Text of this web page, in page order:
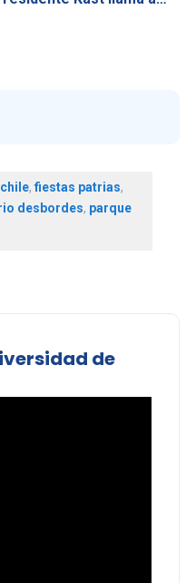
, fiestas patrias,
desbordes, parque
de